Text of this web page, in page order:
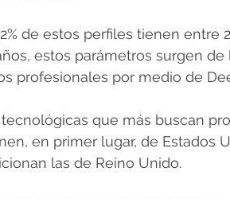
de estos perfiles tienen entre
estos parámetros surgen
profesionales por medio de
que más buscan
en primer lugar, de Estados
las de Reino Unido.